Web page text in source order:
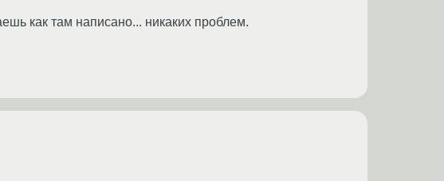
как там написано... никаких проблем.